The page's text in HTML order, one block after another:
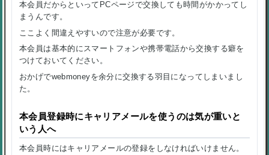
本会員だからといってPCページで交換しても時間がかかってし
まうんです。
ここよく間違えやすいので注意が必要です。
本会員は基本的にスマートフォンや携帯電話から交換する癖を
つけておいてください。
おかげでwebmoneyを余分に交換する羽目になってしまいまし
た。
本会員登録時にキャリアメールを使うのは気が重いと
いう人へ
本会員時にはキャリアメールの登録をしなければいけません。